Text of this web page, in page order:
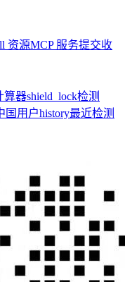
资源MCP 服务提交收
算器shield_lock检测
国用户history最近检测